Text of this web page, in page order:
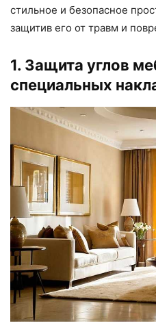
стильное и безопасное
защитив его от травм и
1. Защита углов
специальных